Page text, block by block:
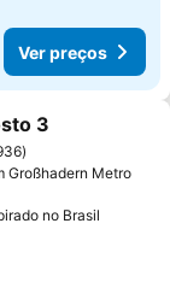
Ver preços
favoritos
3
Großhadern Metro
no Brasil